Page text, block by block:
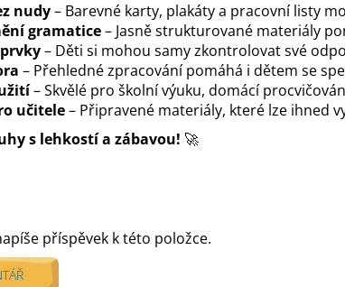
nudy– Barevné karty, plakáty a pracovní listy
gramatice– Jasně strukturované materiály
– Děti si mohou samy zkontrolovat své
– Přehledné zpracování pomáhá i dětem se
– Skvělé pro školní výuku, domácí
učitele– Připravené materiály, které lze ihned
s lehkostí a zábavou! 🚀
příspěvek k této položce.